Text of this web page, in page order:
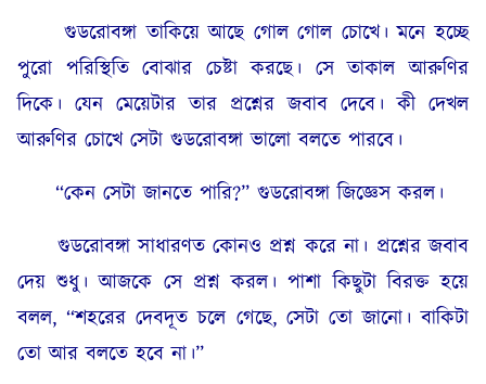
গুডরোবঙ্গা তাকিয়ে আছে গোল গোল চোখে। মনে হচ্ছে
পুরো পরিস্থিতি বোঝার চেষ্টা করছে। সে তাকাল আরুণির
দিকে। যেন মেয়েটার তার প্রশ্নের জবাব দেবে। কী দেখল
আরুণির চোখে সেটা গুডরোবঙ্গা ভালো বলতে পারবে।
“কেন সেটা জানতে পারি?” গুডরোবঙ্গা জিজ্ঞেস করল।
গুডরোবঙ্গা সাধারণত কোনও প্রশ্ন করে না। প্রশ্নের জবাব
দেয় শুধু। আজকে সে প্রশ্ন করল। পাশা কিছুটা বিরক্ত হয়ে
বলল, “শহরের দেবদূত চলে গেছে, সেটা তো জানো। বাকিটা
তো আর বলতে হবে না।”